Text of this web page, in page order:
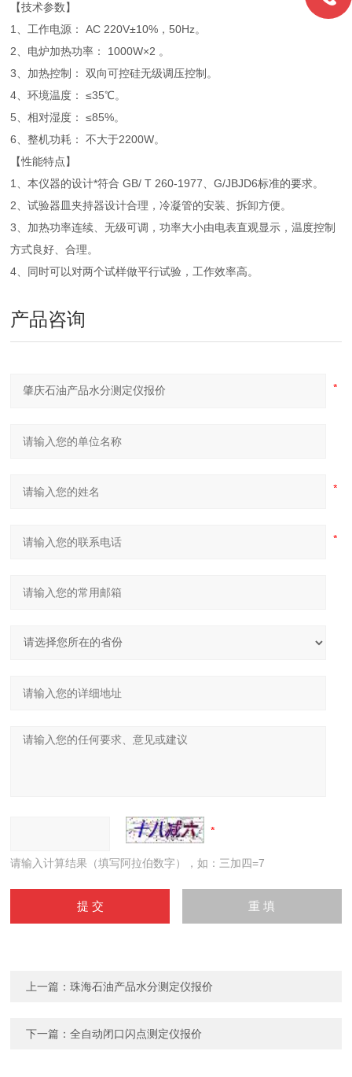
【技术参数】
1、工作电源： AC 220V±10%，50Hz。
2、电炉加热功率： 1000W×2 。
3、加热控制： 双向可控硅无级调压控制。
4、环境温度： ≤35℃。
5、相对湿度： ≤85%。
6、整机功耗： 不大于2200W。
【性能特点】
1、本仪器的设计*符合 GB/ T 260-1977、G/JBJD6标准的要求。
2、试验器皿夹持器设计合理，冷凝管的安装、拆卸方便。
3、加热功率连续、无级可调，功率大小由电表直观显示，温度控制
方式良好、合理。
4、同时可以对两个试样做平行试验，工作效率高。
产品咨询
请输入计算结果（填写阿拉伯数字），如：三加四=7
上一篇：珠海石油产品水分测定仪报价
下一篇：全自动闭口闪点测定仪报价